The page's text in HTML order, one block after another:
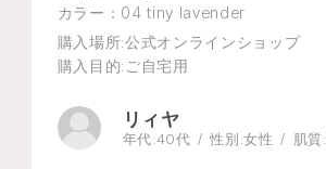
カラー：04 tiny lavender
購入場所:公式オンラインショップ
購入目的:ご自宅用
リィヤ
年代:40代 性別:女性 肌質: